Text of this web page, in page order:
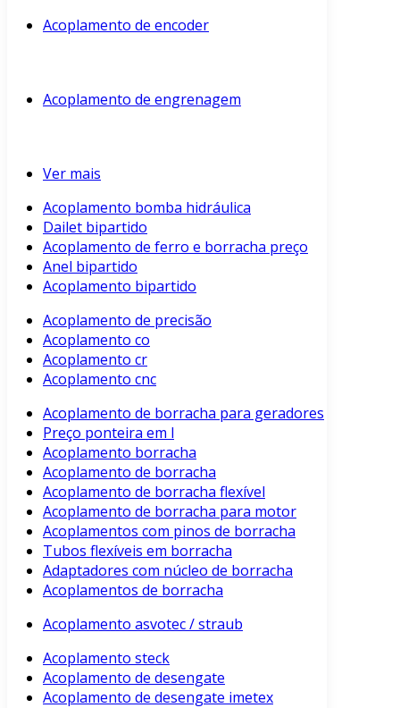
Acoplamento de encoder
Acoplamento de engrenagem
Ver mais
Acoplamento bomba hidráulica
Dailet bipartido
Acoplamento de ferro e borracha preço
Anel bipartido
Acoplamento bipartido
Acoplamento de precisão
Acoplamento co
Acoplamento cr
Acoplamento cnc
Acoplamento de borracha para geradores
Preço ponteira em l
Acoplamento borracha
Acoplamento de borracha
Acoplamento de borracha flexível
Acoplamento de borracha para motor
Acoplamentos com pinos de borracha
Tubos flexíveis em borracha
Adaptadores com núcleo de borracha
Acoplamentos de borracha
Acoplamento asvotec / straub
Acoplamento steck
Acoplamento de desengate
Acoplamento de desengate imetex